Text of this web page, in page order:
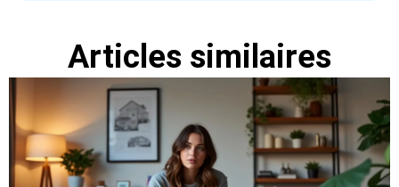
Articles similaires